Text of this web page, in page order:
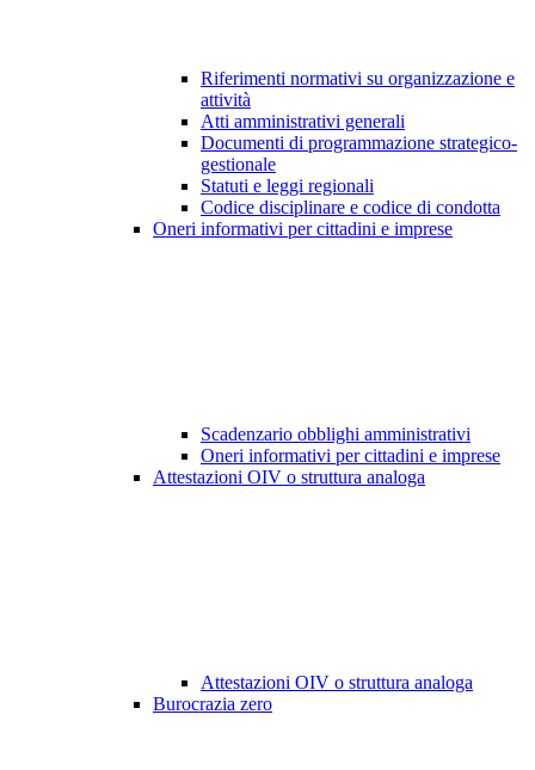
Riferimenti normativi su organizzazione e
attività
Atti amministrativi generali
Documenti di programmazione strategico-
gestionale
Statuti e leggi regionali
Codice disciplinare e codice di condotta
Oneri informativi per cittadini e imprese
Scadenzario obblighi amministrativi
Oneri informativi per cittadini e imprese
Attestazioni OIV o struttura analoga
Attestazioni OIV o struttura analoga
Burocrazia zero